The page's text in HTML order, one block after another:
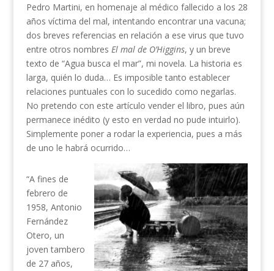
Pedro Martini, en homenaje al médico fallecido a los 28
años víctima del mal, intentando encontrar una vacuna;
dos breves referencias en relación a ese virus que tuvo
entre otros nombres El mal de O’Higgins, y un breve
texto de “Agua busca el mar”, mi novela. La historia es
larga, quién lo duda… Es imposible tanto establecer
relaciones puntuales con lo sucedido como negarlas.
No pretendo con este artículo vender el libro, pues aún
permanece inédito (y esto en verdad no pude intuirlo).
Simplemente poner a rodar la experiencia, pues a más
de uno le habrá ocurrido…
“A fines de
febrero de
1958, Antonio
Fernández
Otero, un
joven tambero
de 27 años,